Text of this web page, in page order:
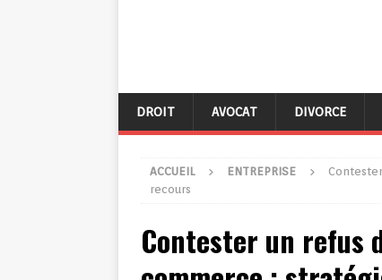
DROIT AVOCAT DIVORCE
ACCUEIL ENTREPRISE
recours
Contester un refus